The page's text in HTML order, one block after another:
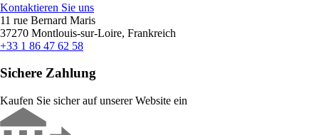
Kontaktieren Sie uns
11 rue Bernard Maris
37270 Montlouis-sur-Loire, Frankreich
+33 1 86 47 62 58
Sichere Zahlung
Kaufen Sie sicher auf unserer Website ein